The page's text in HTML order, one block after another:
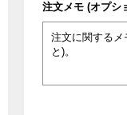
注文メモ (オプシ